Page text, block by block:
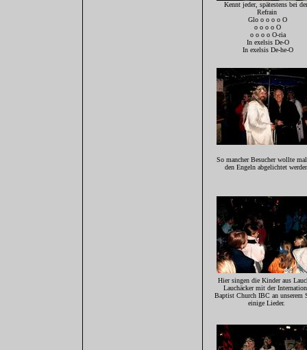
Kennt jeder, spätestens bei
Refrain
Glo o o o o O
o o o o O
o o o o O-ria
In exelsis De-O
In exelsis De-he-O
So mancher Besucher wollte
den Engeln abgelichtet
Hier singen die Kinder aus
Lauchäcker mit der
Baptist Church IBC an unserem
einige Lieder.